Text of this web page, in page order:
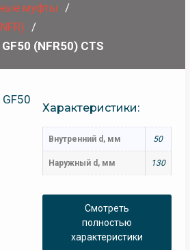
муфты
(NFR50) CTS
Характеристики:
Внутренний d, мм 50
Наружный d, мм 130
Смотреть
полностью
характеристики